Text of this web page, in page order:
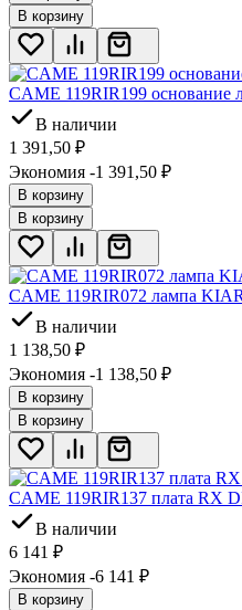
В корзину
CAME 119RIR199
В наличии
1 391,50 ₽
Экономия -1 391,50 ₽
В корзину
В корзину
CAME 119RIR072 лампа
В наличии
1 138,50 ₽
Экономия -1 138,50 ₽
В корзину
В корзину
CAME 119RIR137 плата RX
В наличии
6 141 ₽
Экономия -6 141 ₽
В корзину